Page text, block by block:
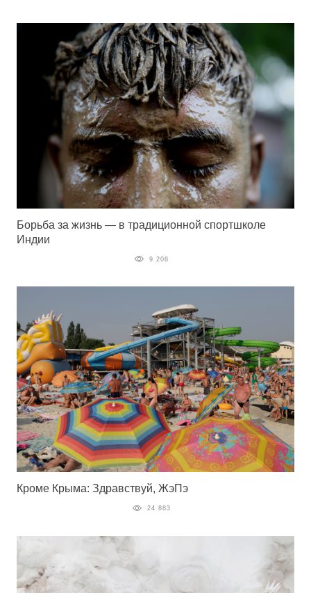
Борьба за жизнь — в традиционной спортшколе
Индии
9 208
Кроме Крыма: Здравствуй, ЖэПэ
24 883